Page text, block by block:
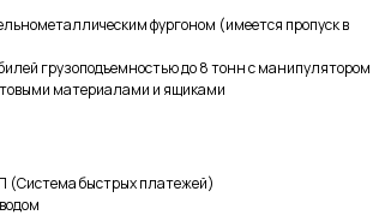
фургоном (имеется пропуск в
грузоподъемностью до 8 тонн с манипулятором
материалами и ящиками
(Система быстрых платежей)